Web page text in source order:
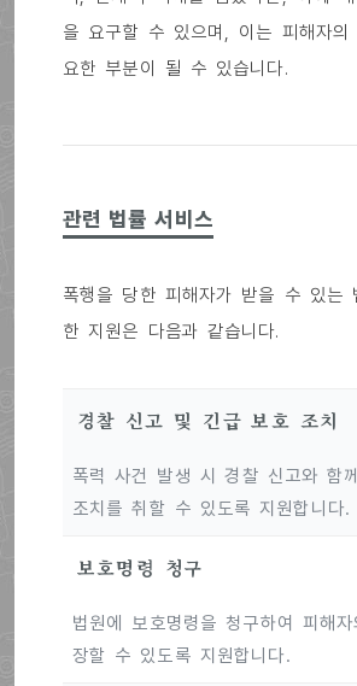
을 요구할 수 있으며, 이는 피해자
요한 부분이 될 수 있습니다.
관련 법률 서비스
폭행을 당한 피해자가 받을 수 있는
한 지원은 다음과 같습니다.
경찰 신고 및 긴급 보호 조치
폭력 사건 발생 시 경찰 신고와 함
조치를 취할 수 있도록 지원합니다.
보호명령 청구
법원에 보호명령을 청구하여 피해
장할 수 있도록 지원합니다.